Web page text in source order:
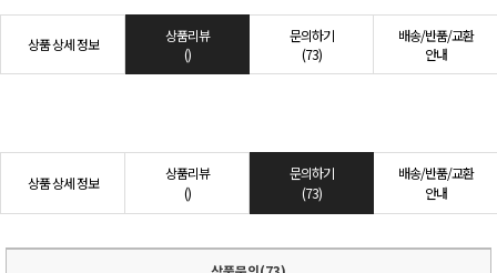
상품 상세 정보
상품리뷰
()
문의하기
(73)
배송/반품/교환
안내
상품 상세 정보
상품리뷰
()
문의하기
(73)
배송/반품/교환
안내